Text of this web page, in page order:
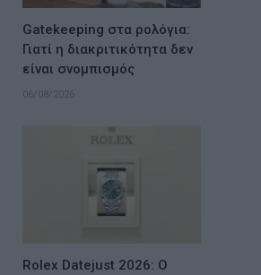
Gatekeeping στα ρολόγια:
Γιατί η διακριτικότητα δεν
είναι σνομπισμός
06/08/2026
Rolex Datejust 2026: Ο